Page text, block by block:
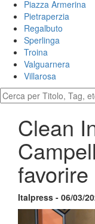
Piazza Armerina
Pietraperzia
Regalbuto
Sperlinga
Troina
Valguarnera
Villarosa
Clean
favorire
Italpress - 06/03/